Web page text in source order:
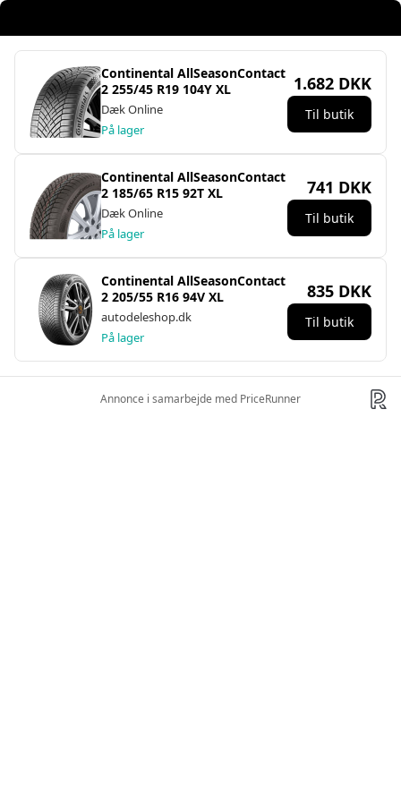
Continental AllSeasonContact
2 255/45 R19 104Y XL
Dæk Online
På lager
1.682 DKK
Til butik
Continental AllSeasonContact
2 185/65 R15 92T XL
Dæk Online
På lager
741 DKK
Til butik
Continental AllSeasonContact
2 205/55 R16 94V XL
autodeleshop.dk
På lager
835 DKK
Til butik
Annonce i samarbejde med PriceRunner